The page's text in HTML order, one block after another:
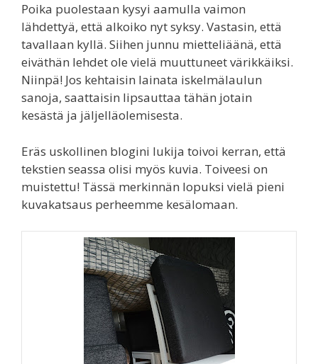
Poika puolestaan kysyi aamulla vaimon
lähdettyä, että alkoiko nyt syksy. Vastasin, että
tavallaan kyllä. Siihen junnu mietteliäänä, että
eiväthän lehdet ole vielä muuttuneet värikkäiksi.
Niinpä! Jos kehtaisin lainata iskelmälaulun
sanoja, saattaisin lipsauttaa tähän jotain
kesästä ja jäljelläolemisesta.
Eräs uskollinen blogini lukija toivoi kerran, että
tekstien seassa olisi myös kuvia. Toiveesi on
muistettu! Tässä merkinnän lopuksi vielä pieni
kuvakatsaus perheemme kesälomaan.